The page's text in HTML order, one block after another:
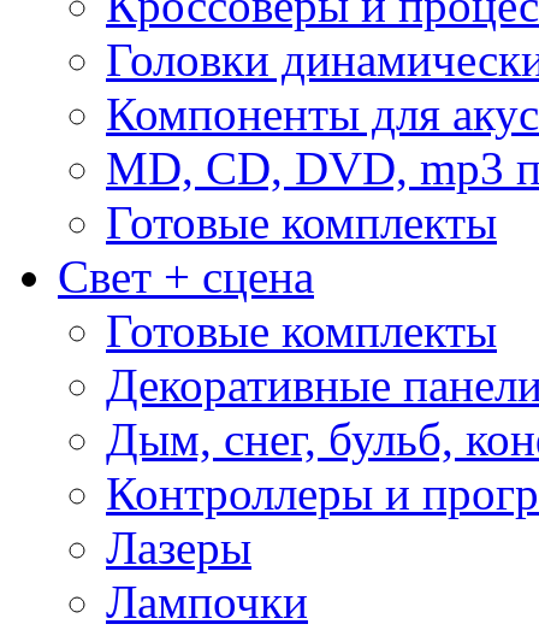
Головки
Компоненты для
MD, CD, DVD, mp3
Готовые комплекты
Свет + сцена
Готовые комплекты
Декоративные
Дым, снег, бульб,
Контроллеры и
Лазеры
Лампочки